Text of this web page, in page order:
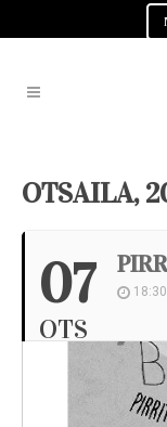
OTSAILA,
07
OTS
18:30